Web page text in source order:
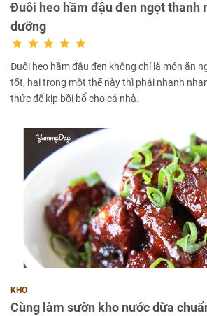
Đuôi heo hầm đậu đen ngọt thanh
dưỡng
Đuôi heo hầm đậu đen không chỉ là món ăn
tốt, hai trong một thế này thì phải nhanh
thức để kịp bồi bổ cho cả nhà.
KHO
Cùng làm sườn kho nước dừa